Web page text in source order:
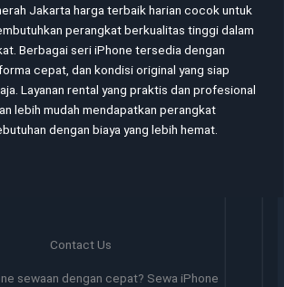
Jakarta harga terbaik harian cocok untuk
perangkat berkualitas tinggi dalam
Berbagai seri iPhone tersedia dengan
cepat, dan kondisi original yang siap
Layanan rental yang praktis dan profesional
lebih mudah mendapatkan perangkat
dengan biaya yang lebih hemat.
Contact Us
sewaan dengan cepat? Sewa iPhone